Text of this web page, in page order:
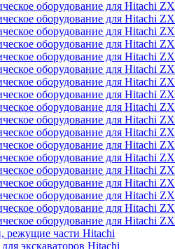
оборудование для Hitachi
оборудование для Hitachi
оборудование для Hitachi
оборудование для Hitachi
оборудование для Hitachi
оборудование для Hitachi
оборудование для Hitachi
оборудование для Hitachi
оборудование для Hitachi
оборудование для Hitachi
оборудование для Hitachi
оборудование для Hitachi
оборудование для Hitachi
оборудование для Hitachi
оборудование для Hitachi
оборудование для Hitachi
оборудование для Hitachi
оборудование для Hitachi
режущие части Hitachi
экскаваторов Hitachi